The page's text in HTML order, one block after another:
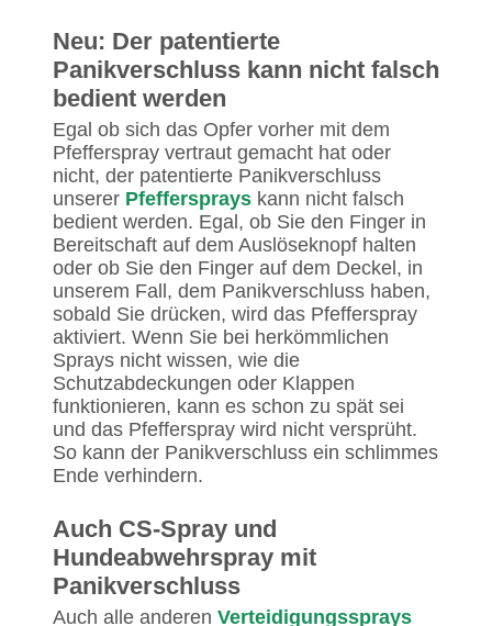
Neu: Der patentierte
Panikverschluss kann nicht falsch
bedient werden
Egal ob sich das Opfer vorher mit dem
Pfefferspray vertraut gemacht hat oder
nicht, der patentierte Panikverschluss
unserer Pfeffersprays kann nicht falsch
bedient werden. Egal, ob Sie den Finger in
Bereitschaft auf dem Auslöseknopf halten
oder ob Sie den Finger auf dem Deckel, in
unserem Fall, dem Panikverschluss haben,
sobald Sie drücken, wird das Pfefferspray
aktiviert. Wenn Sie bei herkömmlichen
Sprays nicht wissen, wie die
Schutzabdeckungen oder Klappen
funktionieren, kann es schon zu spät sei
und das Pfefferspray wird nicht versprüht.
So kann der Panikverschluss ein schlimmes
Ende verhindern.
Auch CS-Spray und
Hundeabwehrspray mit
Panikverschluss
Auch alle anderen Verteidigungssprays